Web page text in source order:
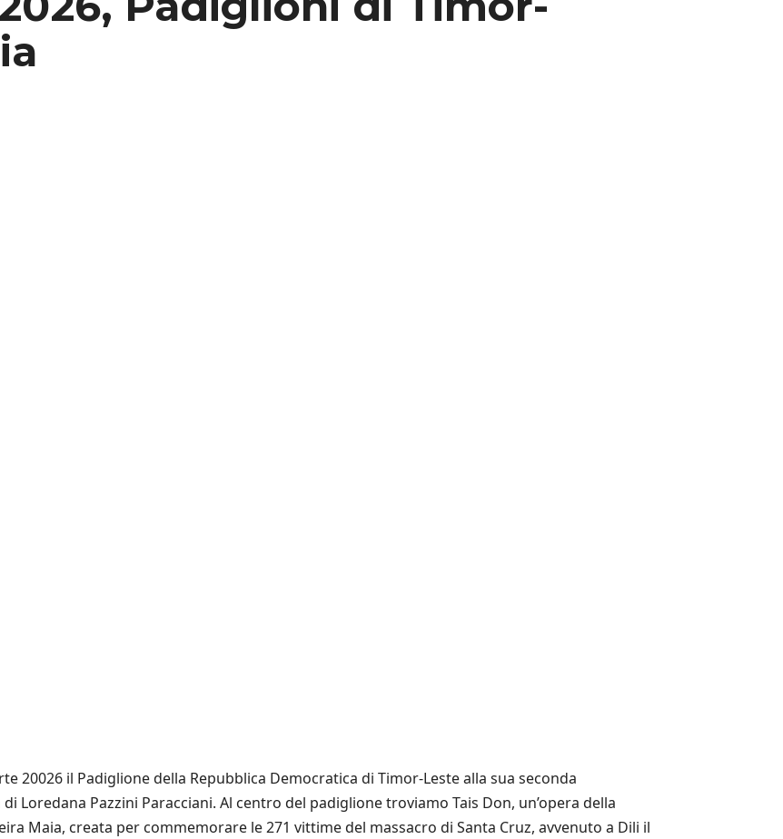
20026 il Padiglione della Repubblica Democratica di Timor-Leste alla sua seconda
Loredana Pazzini Paracciani. Al centro del padiglione troviamo Tais Don, un’opera della
Maia, creata per commemorare le 271 vittime del massacro di Santa Cruz, avvenuto a Dili il